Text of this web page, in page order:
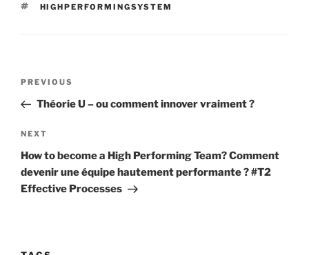
TAGS
HIGHPERFORMINGSYSTEM
Previous
Post
PREVIOUS
Théorie U – ou comment innover vraiment ?
Next
Post
NEXT
How to become a High Performing Team? Comment
devenir une équipe hautement performante ? #T2
Effective Processes